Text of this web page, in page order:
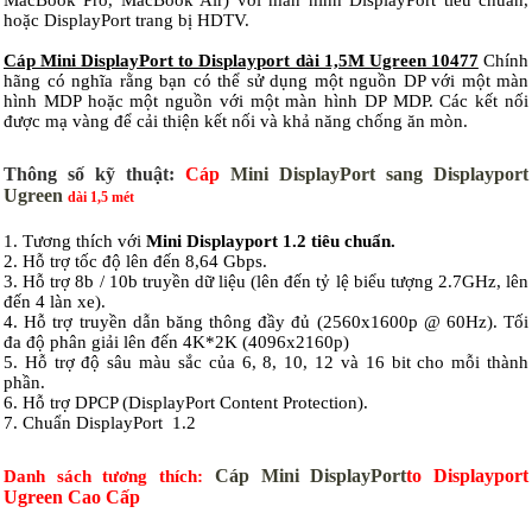
hoặc DisplayPort trang bị HDTV.
Cáp Mini DisplayPort to Displayport dài 1,5M Ugreen 10477Chính
hãng có nghĩa rằng bạn có thể sử dụng một nguồn DP với một màn
hình MDP hoặc một nguồn với một màn hình DP MDP. Các kết nối
được mạ vàng để cải thiện kết nối và khả năng chống ăn mòn.
Thông số kỹ thuật: Cáp Mini DisplayPort sang Displayport
Ugreen dài 1,5 mét
1. Tương thích với Mini Displayport 1.2 tiêu chuẩn.
2. Hỗ trợ tốc độ lên đến 8,64 Gbps.
3. Hỗ trợ 8b / 10b truyền dữ liệu (lên đến tỷ lệ biểu tượng 2.7GHz, lên
đến 4 làn xe).
4. Hỗ trợ truyền dẫn băng thông đầy đủ (2560x1600p @ 60Hz). Tối
đa độ phân giải lên đến 4K*2K (4096x2160p)
5. Hỗ trợ độ sâu màu sắc của 6, 8, 10, 12 và 16 bit cho mỗi thành
phần.
6. Hỗ trợ DPCP (DisplayPort Content Protection).
7. Chuẩn DisplayPort 1.2
Danh sách tương thích: Cáp Mini DisplayPortto Displayport
Ugreen Cao Cấp